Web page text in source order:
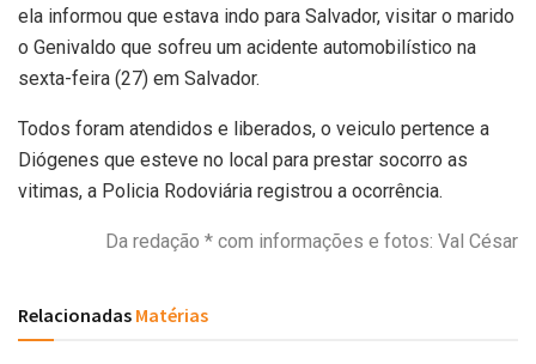
ela informou que estava indo para Salvador, visitar o marido
o Genivaldo que sofreu um acidente automobilístico na
sexta-feira (27) em Salvador.
Todos foram atendidos e liberados, o veiculo pertence a
Diógenes que esteve no local para prestar socorro as
vitimas, a Policia Rodoviária registrou a ocorrência.
Da redação * com informações e fotos: Val César
Relacionadas Matérias